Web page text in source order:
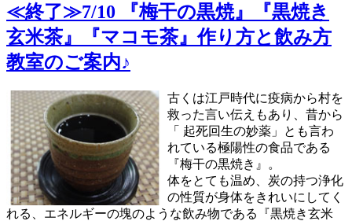
≪終了≫7/10 『梅干の黒焼』『黒焼き
玄米茶』『マコモ茶』作り方と飲み方
教室のご案内♪
古くは江戸時代に疫病から村を
救った言い伝えもあり、昔から
「 起死回生の妙薬」とも言わ
れている極陽性の食品である
『梅干の黒焼き』。
体をとても温め、炭の持つ浄化
の性質が身体をきれいにしてく
れる、エネルギーの塊のような飲み物である『黒焼き玄米